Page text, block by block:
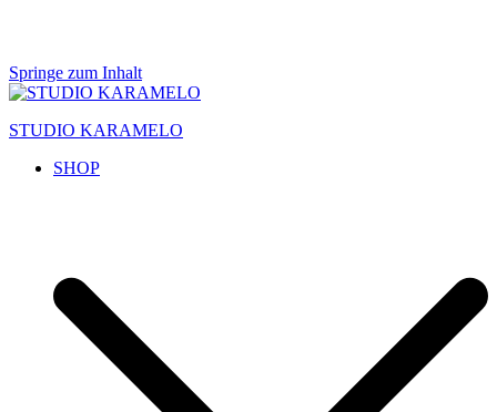
Springe zum Inhalt
STUDIO KARAMELO
SHOP